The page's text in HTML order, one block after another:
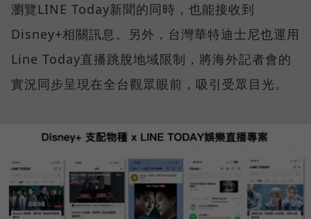
瀏覽LINE Today新聞的同時，也能接收到
Disney+相關訊息。另外，台灣華特迪士尼也運用
Line Today直播跳脫地域限制，將海外記者會的
實況同步呈現在全台觀眾眼前，吸引受眾目光。